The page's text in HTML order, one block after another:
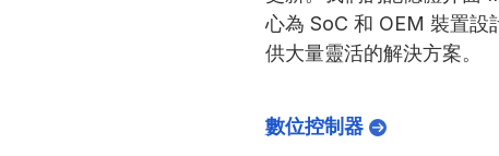
心為 SoC 和 OEM 裝置設
供大量靈活的解決方案。
數位控制器